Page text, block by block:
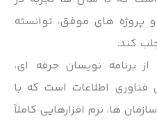
پروژه های موفق، توانسته
کند.
برنامه نویسان حرفه ای،
اطلاعات است که با
ها، نرم افزارهایی کاملاً